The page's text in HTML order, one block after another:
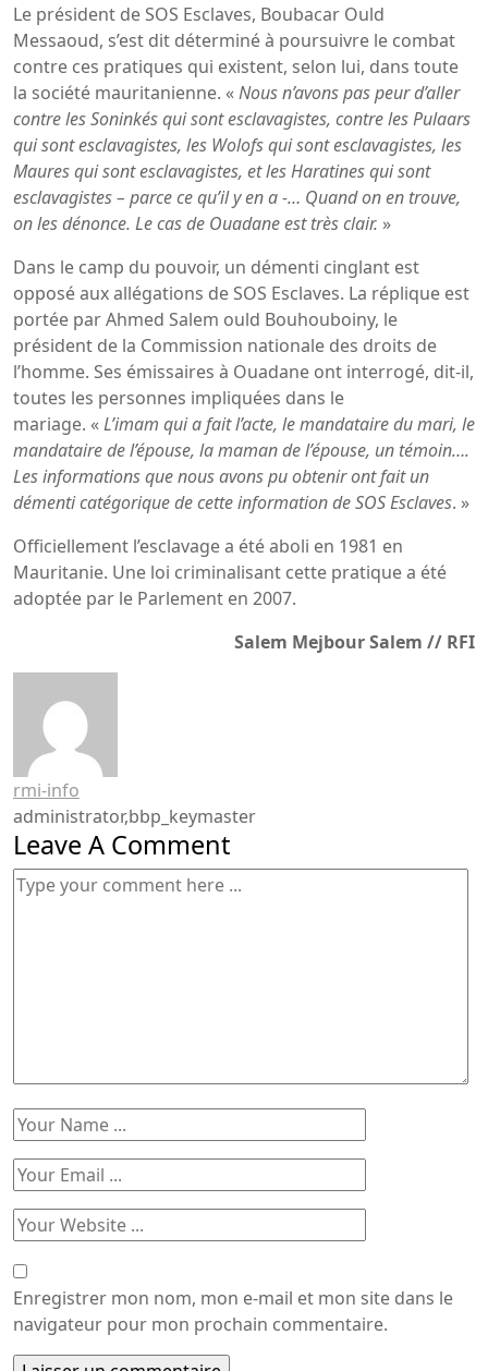
Le président de SOS Esclaves, Boubacar Ould
Messaoud, s’est dit déterminé à poursuivre le combat
contre ces pratiques qui existent, selon lui, dans toute
la société mauritanienne. «Nous n’avons pas peur d’aller
contre les Soninkés qui sont esclavagistes, contre les Pulaars
qui sont esclavagistes, les Wolofs qui sont esclavagistes, les
Maures qui sont esclavagistes, et les Haratines qui sont
esclavagistes – parce ce qu’il y en a -… Quand on en trouve,
on les dénonce. Le cas de Ouadane est très clair. »
Dans le camp du pouvoir, un démenti cinglant est
opposé aux allégations de SOS Esclaves. La réplique est
portée par Ahmed Salem ould Bouhouboiny, le
président de la Commission nationale des droits de
l’homme. Ses émissaires à Ouadane ont interrogé, dit-il,
toutes les personnes impliquées dans le
mariage. «L’imam qui a fait l’acte, le mandataire du mari, le
mandataire de l’épouse, la maman de l’épouse, un témoin….
Les informations que nous avons pu obtenir ont fait un
démenti catégorique de cette information de SOS Esclaves. »
Officiellement l’esclavage a été aboli en 1981 en
Mauritanie. Une loi criminalisant cette pratique a été
adoptée par le Parlement en 2007.
Salem Mejbour Salem // RFI
rmi-info
administrator,bbp_keymaster
Leave A Comment
Enregistrer mon nom, mon e-mail et mon site dans le
navigateur pour mon prochain commentaire.